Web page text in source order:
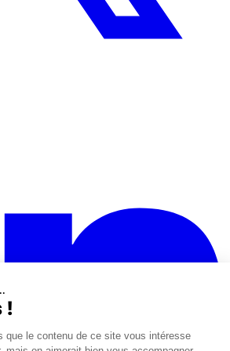
!
que le contenu de ce site vous intéresse